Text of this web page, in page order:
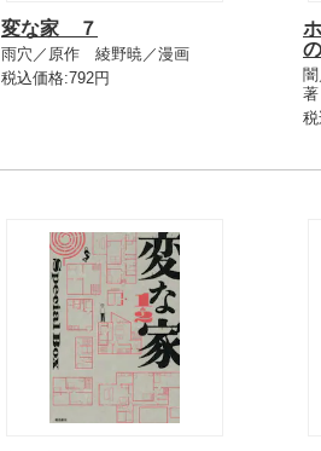
変な家 ７
雨穴／原作 綾野暁／漫画
税込価格:792円
著
税